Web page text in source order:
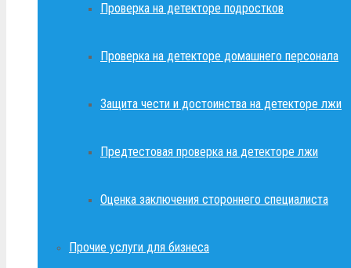
Проверка на детекторе подростков
Проверка на детекторе домашнего персонала
Защита чести и достоинства на детекторе лжи
Предтестовая проверка на детекторе лжи
Оценка заключения стороннего специалиста
Прочие услуги для бизнеса